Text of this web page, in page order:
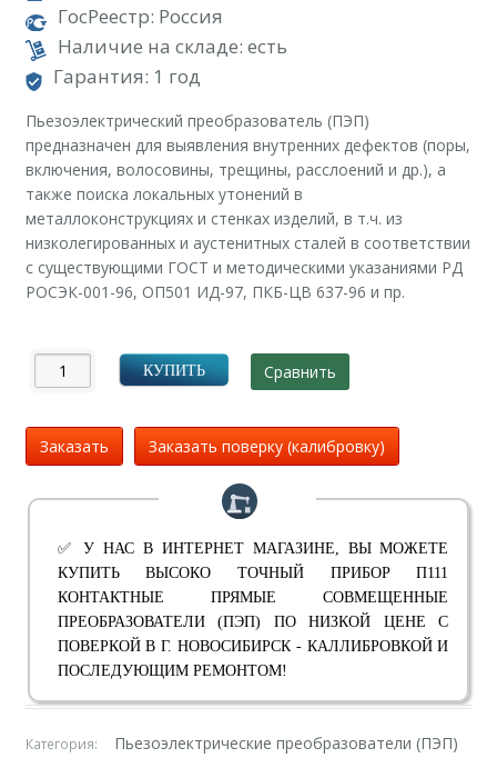
ГосРеестр: Россия
Наличие на складе: есть
Гарантия: 1 год
Пьезоэлектрический преобразователь (ПЭП)
предназначен для выявления внутренних дефектов (поры,
включения, волосовины, трещины, расслоений и др.), а
также поиска локальных утонений в
металлоконструкциях и стенках изделий, в т.ч. из
низколегированных и аустенитных сталей в соответствии
с существующими ГОСТ и методическими указаниями РД
РОСЭК-001-96, ОП501 ИД-97, ПКБ-ЦВ 637-96 и пр.
КУПИТЬ Сравнить
Заказать Заказать поверку (калибровку)
✅ У НАС В ИНТЕРНЕТ МАГАЗИНЕ, ВЫ МОЖЕТЕ
КУПИТЬ ВЫСОКО ТОЧНЫЙ ПРИБОР П111
КОНТАКТНЫЕ ПРЯМЫЕ СОВМЕЩЕННЫЕ
ПРЕОБРАЗОВАТЕЛИ (ПЭП) ПО НИЗКОЙ ЦЕНЕ С
ПОВЕРКОЙ В Г. НОВОСИБИРСК - КАЛЛИБРОВКОЙ И
ПОСЛЕДУЮЩИМ РЕМОНТОМ!
Категория: Пьезоэлектрические преобразователи (ПЭП)